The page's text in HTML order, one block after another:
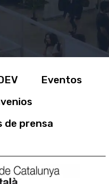
Eventos
de prensa